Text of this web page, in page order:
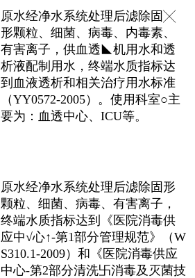
原水经净水系统处理后滤除固╳
形颗粒、细菌、病毒、内毒素、
有害离子，供血透◣机用水和透
析液配制用水，终端水质指标达
到血液透析和相关治疗用水标准
（YY0572-2005）。使用科室○主
要为：血透中心、ICU等。
原水经净水系统处理后滤除固形
颗粒、细菌、病毒、有害离子，
终端水质指标达到《医院消毒供
应中√心↑-第1部分管理规范》（W
S310.1-2009）和《医院消毒供应
中心-第2部分清洗卐消毒及灭菌技